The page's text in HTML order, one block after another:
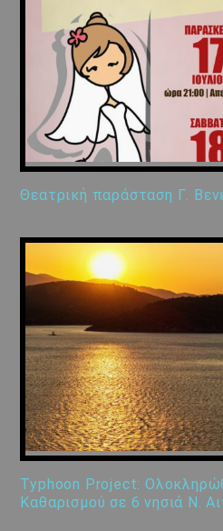
Θεατρική παράσταση Γ.
Typhoon Project:
Καθαρισμού σε 6 νησιά Ν.